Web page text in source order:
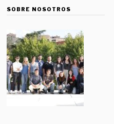
SOBRE NOSOTROS